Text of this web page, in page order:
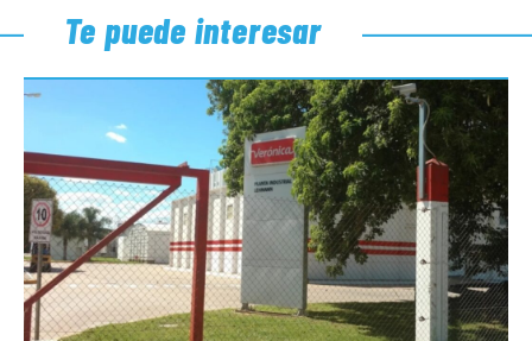
Te puede interesar